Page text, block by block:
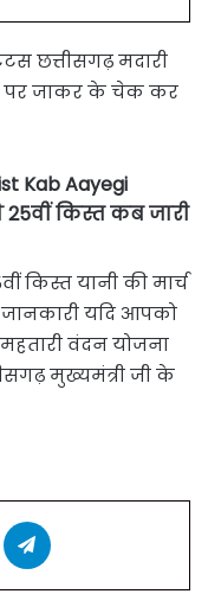
छत्तीसगढ़ मदारी
पर जाकर के चेक कर
Kab Aayegi
किस्त कब जारी
किस्त यानी की मार्च
यदि आपको
वंदन योजना
मुख्यमंत्री जी के
WhatsApp